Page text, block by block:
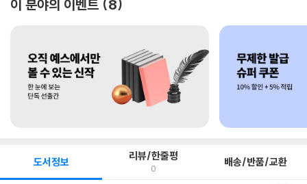
이 분야의 이벤트 8
도서정보 리뷰/한줄평
0 배송/반품/교환